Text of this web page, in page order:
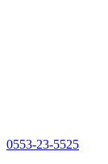
0553-23-5525